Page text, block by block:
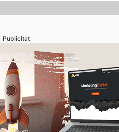
Publicitat